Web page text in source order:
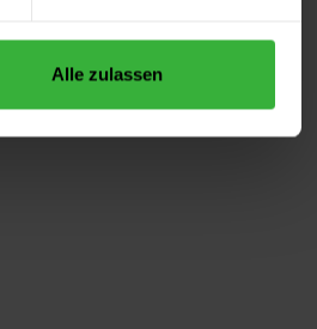
Alle zulassen